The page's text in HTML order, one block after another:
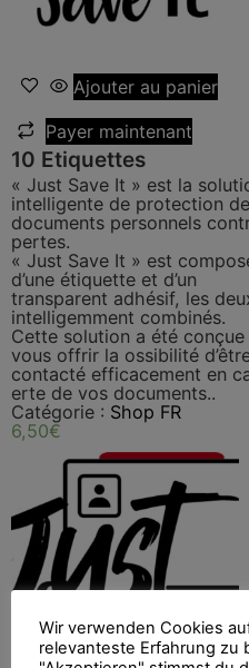
Ajouter au panier
Payer maintenant
10 Etiquettes
« Just Save It » est la
intelligente de protection de
documents personnels
pertes.
« Just Save It » est
d’une étiquette et d’un
transparent adhésif, les
intelligemment combinés.
Cette solution a été conçue
vous offrir la ossibilité
contacté efficacement en
erte de vos documents..
Catégorie : Shop FR
6,50€
Wir verwenden Cookies
relevanteste Erfahrung zu